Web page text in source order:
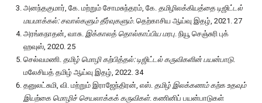
அனந்தகுமார், கே. மற்றும் சோமசுந்தரம், கே. தமிழிலக்கியத்தை டிஜிட்டல்
மயமாக்கல்: சவால்களும் தீர்வுகளும். தெற்காசிய ஆய்வு இதழ், 2021. 27
அரங்கநாதன், வாசு. இக்காலத் தொல்காப்பிய மரபு. நியூ செஞ்சுரி புக்
ஹவுஸ், 2020. 25
செல்வமணி. தமிழ் மொழி கற்பித்தல்: டிஜிட்டல் கருவிகளின் பயன்பாடு.
மலேசியத் தமிழ் ஆய்வு இதழ், 2022. 34
தனுலட்சுமி, வி. மற்றும் இராஜேந்திரன், எஸ். தமிழ் இலக்கணம் கற்க உதவும்
இயற்கை மொழிச் செயலாக்கக் கருவிகள். கணினிப் பயன்பாடுகள்